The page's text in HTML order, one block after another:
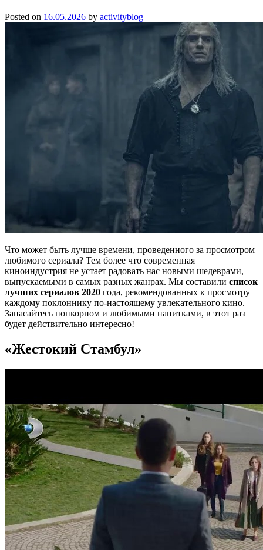
Posted on 16.05.2026 by activityblog
Что может быть лучше времени, проведенного за просмотром
любимого сериала? Тем более что современная
киноиндустрия не устает радовать нас новыми шедеврами,
выпускаемыми в самых разных жанрах. Мы составили список
лучших сериалов 2020 года, рекомендованных к просмотру
каждому поклоннику по-настоящему увлекательного кино.
Запасайтесь попкорном и любимыми напитками, в этот раз
будет действительно интересно!
«Жестокий Стамбул»